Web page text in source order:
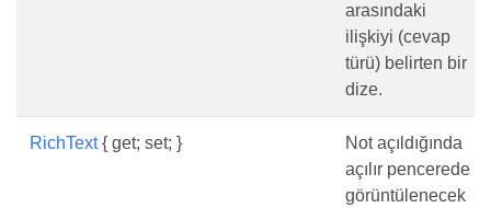
arasındaki
ilişkiyi (cevap
türü) belirten bir
dize.
RichText{ get; set; }
Not açıldığında
açılır pencerede
görüntülenecek